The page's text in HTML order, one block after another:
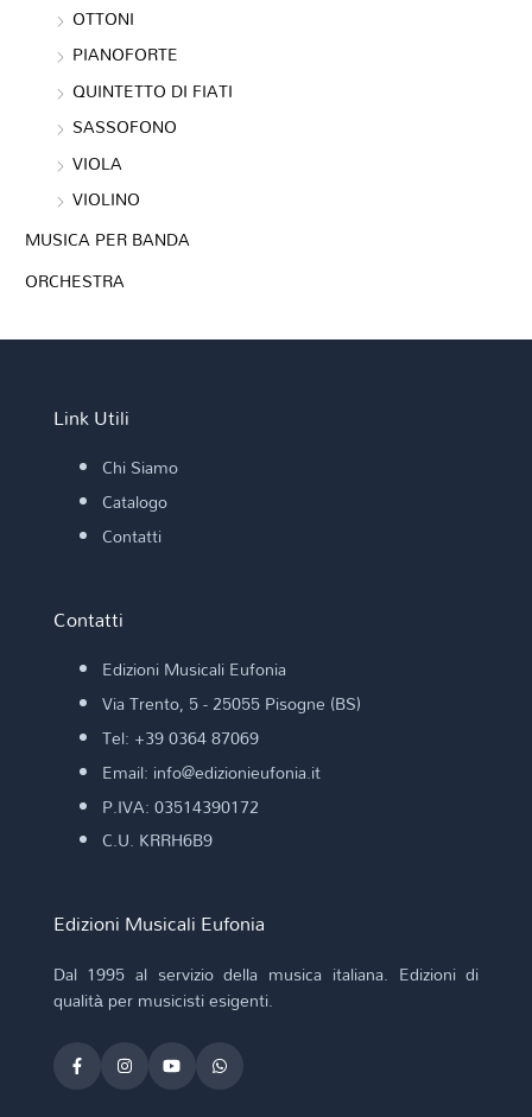
OTTONI
PIANOFORTE
QUINTETTO DI FIATI
SASSOFONO
VIOLA
VIOLINO
MUSICA PER BANDA
ORCHESTRA
Link Utili
Chi Siamo
Catalogo
Contatti
Contatti
Edizioni Musicali Eufonia
Via Trento, 5 - 25055 Pisogne (BS)
Tel: +39 0364 87069
Email: info@edizionieufonia.it
P.IVA: 03514390172
C.U. KRRH6B9
Edizioni Musicali Eufonia
Dal 1995 al servizio della musica italiana. Edizioni di
qualità per musicisti esigenti.